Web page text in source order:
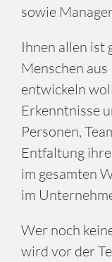
sowie
Ihnen allen ist
Menschen
entwickeln
Erkenntnisse
Personen,
Entfaltung
im gesamten
im
Wer noch
wird vor der